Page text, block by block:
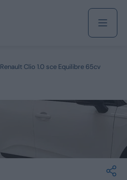
Acquista
Azienda
Renault Clio 1.0 sce Equilibre 65cv